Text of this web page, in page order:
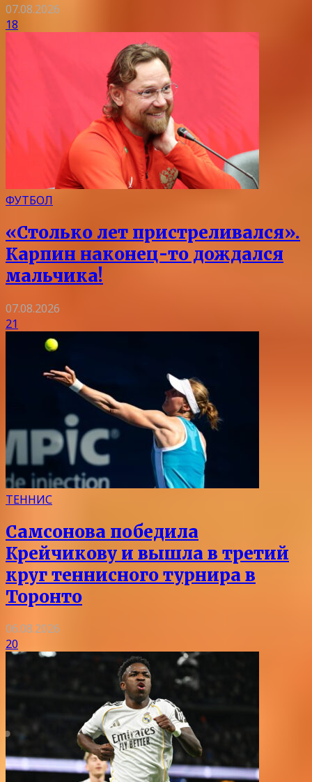
07.08.2026
18
ФУТБОЛ
«Столько лет пристреливался».
Карпин наконец-то дождался
мальчика!
07.08.2026
21
ТЕННИС
Самсонова победила
Крейчикову и вышла в третий
круг теннисного турнира в
Торонто
06.08.2026
20